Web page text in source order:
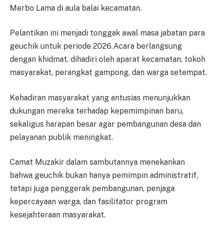
Merbo Lama di aula balai kecamatan.
Pelantikan ini menjadi tonggak awal masa jabatan para
geuchik untuk periode 2026.Acara berlangsung
dengan khidmat, dihadiri oleh aparat kecamatan, tokoh
masyarakat, perangkat gampong, dan warga setempat.
Kehadiran masyarakat yang antusias menunjukkan
dukungan mereka terhadap kepemimpinan baru,
sekaligus harapan besar agar pembangunan desa dan
pelayanan publik meningkat.
Camat Muzakir dalam sambutannya menekankan
bahwa geuchik bukan hanya pemimpin administratif,
tetapi juga penggerak pembangunan, penjaga
kepercayaan warga, dan fasilitator program
kesejahteraan masyarakat.